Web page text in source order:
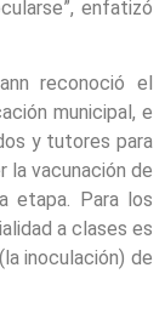
enfatizó
reconoció el
municipal, e
y tutores para
la vacunación de
etapa. Para los
a clases es
inoculación) de